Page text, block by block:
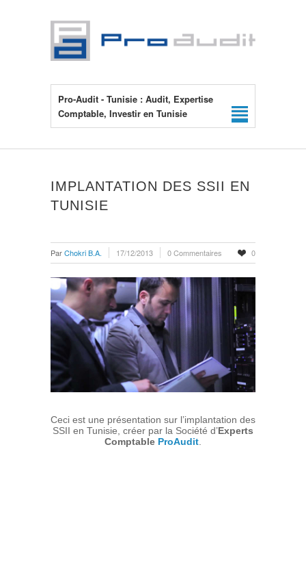
Pro-Audit - Tunisie : Audit, Expertise
Comptable, Investir en Tunisie
IMPLANTATION DES SSII EN
TUNISIE
ParChokri B.A. 17/12/2013 0 Commentaires 0
Ceci est une présentation sur l’implantation des
SSII en Tunisie, créer par la Société d’Experts
Comptable ProAudit.